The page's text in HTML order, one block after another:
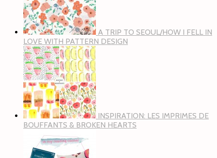
A TRIP TO SEOUL/HOW I FELL IN
LOVE WITH PATTERN DESIGN
INSPIRATION: LES IMPRIMES DE
BOUFFANTS & BROKEN HEARTS